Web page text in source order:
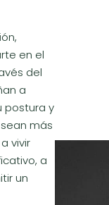
en el
del
a
postura y
más
vivir
a
un